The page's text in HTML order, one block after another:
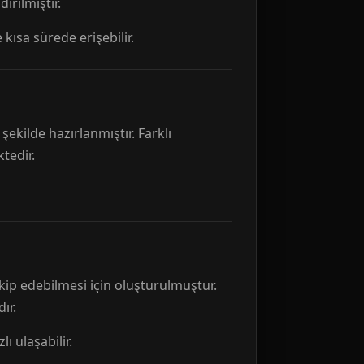
sürede erişebilir.
hazırlanmıştır. Farklı
edebilmesi için oluşturulmuştur.
ulaşabilir.